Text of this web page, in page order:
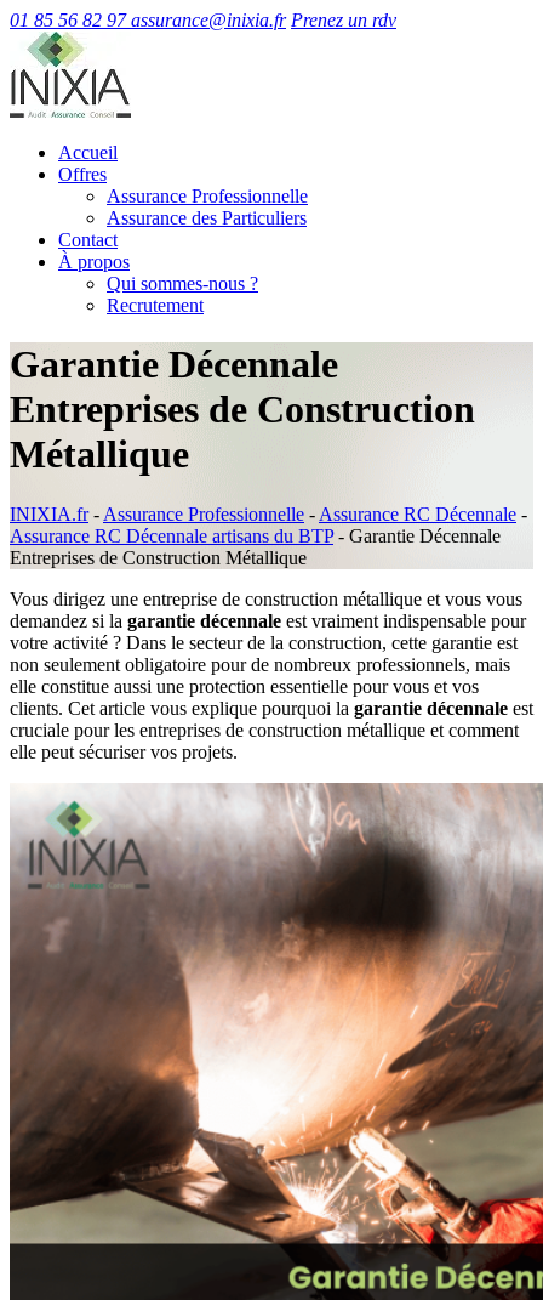
01 85 56 82 97 assurance@inixia.fr Prenez un rdv
Accueil
Offres
Assurance Professionnelle
Assurance des Particuliers
Contact
À propos
Qui sommes-nous ?
Recrutement
Garantie Décennale
Entreprises de Construction
Métallique
INIXIA.fr- Assurance Professionnelle - Assurance RC Décennale -
Assurance RC Décennale artisans du BTP- Garantie Décennale
Entreprises de Construction Métallique
Vous dirigez une entreprise de construction métallique et vous vous
demandez si la garantie décennale est vraiment indispensable pour
votre activité ? Dans le secteur de la construction, cette garantie est
non seulement obligatoire pour de nombreux professionnels, mais
elle constitue aussi une protection essentielle pour vous et vos
clients. Cet article vous explique pourquoi la garantie décennale est
cruciale pour les entreprises de construction métallique et comment
elle peut sécuriser vos projets.